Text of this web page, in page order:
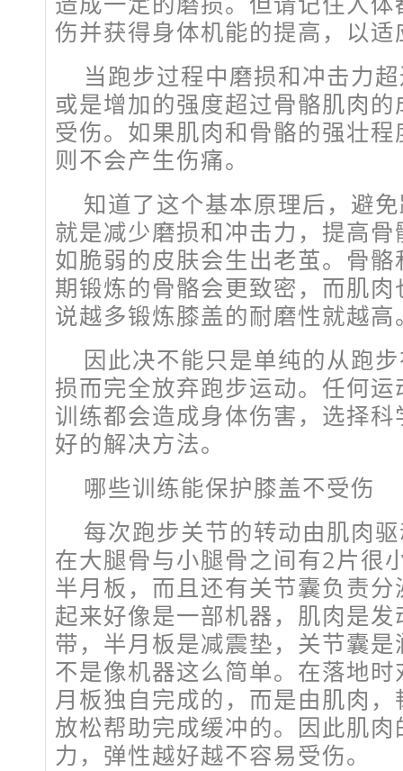
伤并获得身体机能的提高，以
当跑步过程中磨损和冲击力
或是增加的强度超过骨骼肌肉
受伤。如果肌肉和骨骼的强壮
则不会产生伤痛。
知道了这个基本原理后，避
就是减少磨损和冲击力，提高
如脆弱的皮肤会生出老茧。骨
期锻炼的骨骼会更致密，而肌
说越多锻炼膝盖的耐磨性就越高
因此决不能只是单纯的从跑
损而完全放弃跑步运动。任何
训练都会造成身体伤害，选择
好的解决方法。
哪些训练能保护膝盖不受伤
每次跑步关节的转动由肌肉
在大腿骨与小腿骨之间有2片很
半月板，而且还有关节囊负责
起来好像是一部机器，肌肉是
带，半月板是减震垫，关节囊
不是像机器这么简单。在落地
月板独自完成的，而是由肌肉
放松帮助完成缓冲的。因此肌
力，弹性越好越不容易受伤。